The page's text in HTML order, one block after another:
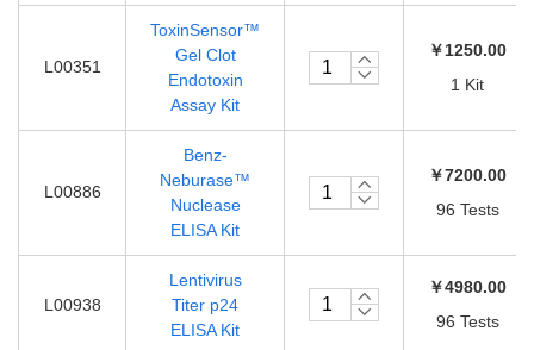
L00351
ToxinSensor™
Gel Clot
Endotoxin
Assay Kit
￥1250.00
1 Kit
L00886
Benz-
Neburase™
Nuclease
ELISA Kit
￥7200.00
96 Tests
L00938
Lentivirus
Titer p24
ELISA Kit
￥4980.00
96 Tests